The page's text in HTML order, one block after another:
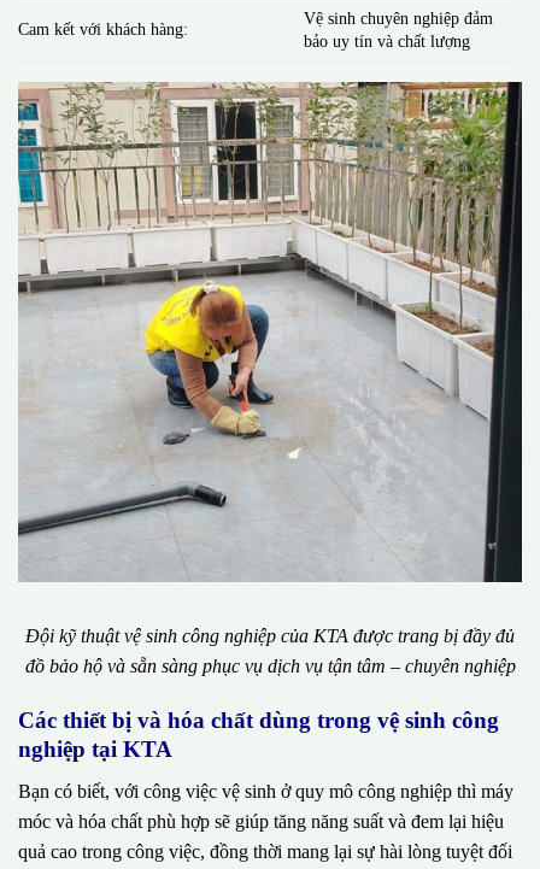
Cam kết với khách hàng:
Vệ sinh chuyên nghiệp đảm
bảo uy tín và chất lượng
Đội kỹ thuật vệ sinh công nghiệp của KTA được trang bị đầy đủ
đồ bảo hộ và sẵn sàng phục vụ dịch vụ tận tâm – chuyên nghiệp
Các thiết bị và hóa chất dùng trong vệ sinh công
nghiệp tại KTA
Bạn có biết, với công việc vệ sinh ở quy mô công nghiệp thì máy
móc và hóa chất phù hợp sẽ giúp tăng năng suất và đem lại hiệu
quả cao trong công việc, đồng thời mang lại sự hài lòng tuyệt đối